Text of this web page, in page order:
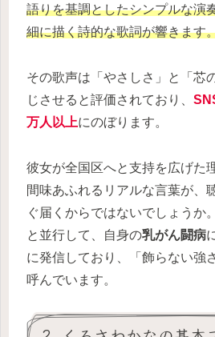
語りを基調としたシンプルな演
細に描く詩的な歌詞が響きます
その歌声は「やさしさ」と「芯
じさせると評価されており、
万人以上にのぼります。
彼女が全国区へと支持を広げた
間味あふれるリアルな言葉が、
ぐ届くからではないでしょうか
と並行して、自身の乳がん闘病
に発信しており、「飾らない強
呼んでいます。